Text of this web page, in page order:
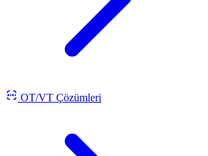
OT/VT Çözümleri